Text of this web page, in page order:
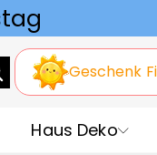
Geschenk
Haus Deko